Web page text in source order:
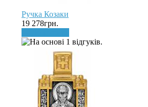
Ручка Козаки
19 278грн.